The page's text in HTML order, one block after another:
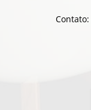
Contato: